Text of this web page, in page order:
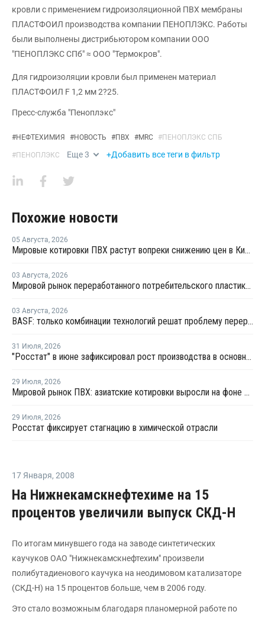
кровли с применением гидроизоляционной ПВХ мембраны
ПЛАСТФОИЛ производства компании ПЕНОПЛЭКС. Работы
были выполнены дистрибьютором компании ООО
"ПЕНОПЛЭКС СПб" ≈ ООО "Термокров".
Для гидроизоляции кровли был применен материал
ПЛАСТФОИЛ F 1,2 мм 2?25.
Пресс-служба "Пеноплэкс"
#НЕФТЕХИМИЯ #НОВОСТЬ #ПВХ #MRC #ПЕНОПЛЭКС СПБ
#ПЕНОПЛЭКС Еще3 +Добавить все теги в фильтр
Похожие новости
05 Августа, 2026
Мировые котировки ПВХ растут вопреки снижению цен в Китае
03 Августа, 2026
Мировой рынок переработанного потребительского пластика к 2033 году вырастет в два раза
03 Августа, 2026
BASF: только комбинации технологий решат проблему переработки инженерных пластиков
31 Июля, 2026
"Росстат" в июне зафиксировал рост производства в основных группах пластмасс
29 Июля, 2026
Мировой рынок ПВХ: азиатские котировки выросли на фоне смешанных тенденций в Китае
29 Июля, 2026
Росстат фиксирует стагнацию в химической отрасли
17 Января, 2008
На Нижнекамскнефтехиме на 15
процентов увеличили выпуск СКД-Н
По итогам минувшего года на заводе синтетических
каучуков ОАО "Нижнекамскнефтехим" произвели
полибутадиенового каучука на неодимовом катализаторе
(СКД-Н) на 15 процентов больше, чем в 2006 году.
Это стало возможным благодаря планомерной работе по